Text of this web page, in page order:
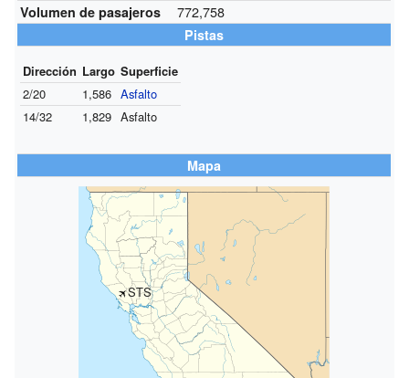
Volumen de pasajeros 772,758
Pistas
Dirección Largo Superficie
2/20
1,586 Asfalto
14/32
1,829 Asfalto
Mapa
STS